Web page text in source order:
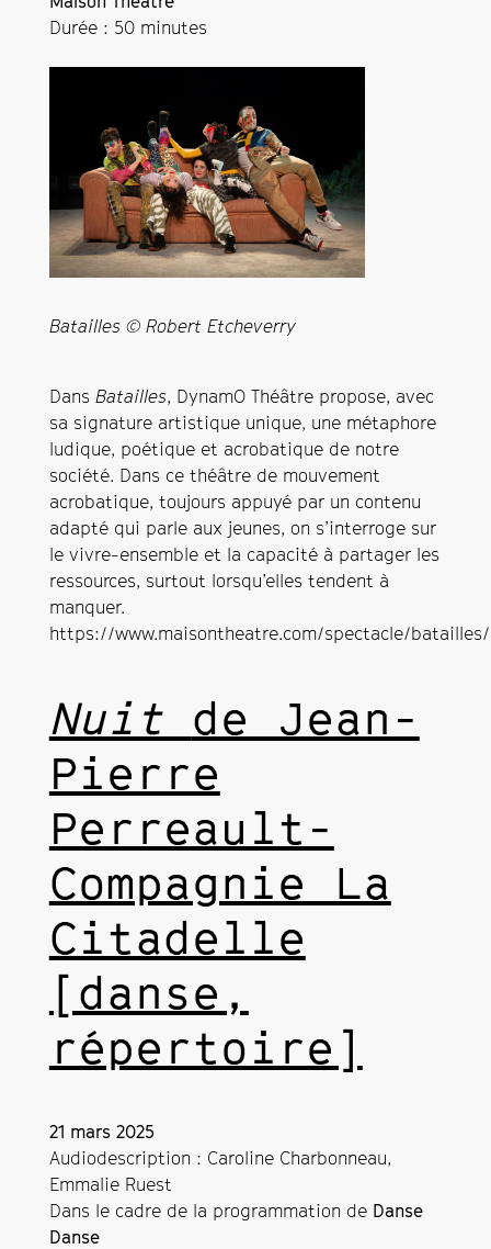
Durée : 50 minutes
Batailles © Robert Etcheverry
Dans Batailles, DynamO Théâtre propose, avec
sa signature artistique unique, une métaphore
ludique, poétique et acrobatique de notre
société. Dans ce théâtre de mouvement
acrobatique, toujours appuyé par un contenu
adapté qui parle aux jeunes, on s’interroge sur
le vivre-ensemble et la capacité à partager les
ressources, surtout lorsqu’elles tendent à
manquer.
https://www.maisontheatre.com/spectacle/batailles/
Nuit de Jean-
Pierre
Perreault-
Compagnie La
Citadelle
[danse,
répertoire]
21 mars 2025
Audiodescription : Caroline Charbonneau,
Emmalie Ruest
Dans le cadre de la programmation de Danse
Danse